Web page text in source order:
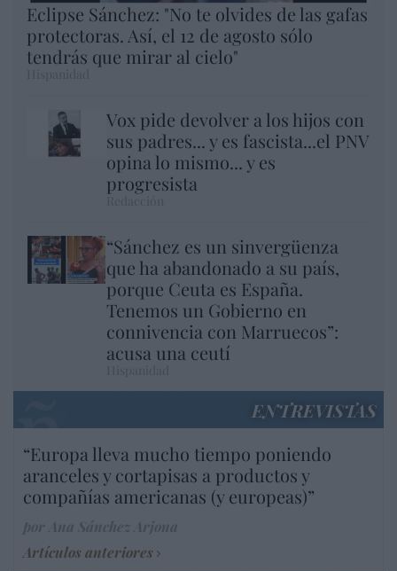
Eclipse Sánchez: "No te olvides de las gafas
protectoras. Así, el 12 de agosto sólo
tendrás que mirar al cielo"
Vox pide devolver a los hijos con
sus padres... y es fascista...el PNV
opina lo mismo... y es
progresista
“Sánchez es un sinvergüenza
que ha abandonado a su país,
porque Ceuta es España.
Tenemos un Gobierno en
connivencia con Marruecos”:
acusa una ceutí
ENTREVISTAS
“Europa lleva mucho tiempo poniendo
aranceles y cortapisas a productos y
compañías americanas (y europeas)”
Artículos anteriores